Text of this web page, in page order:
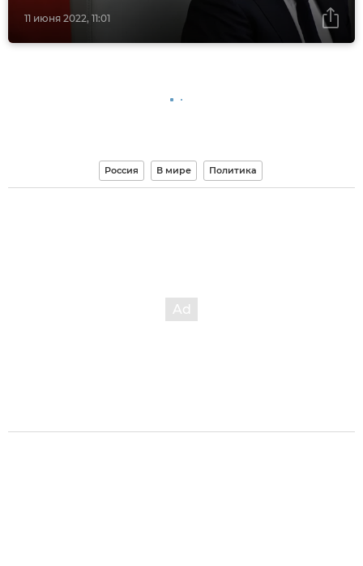
11 июня 2022, 11:01
Россия В мире Политика